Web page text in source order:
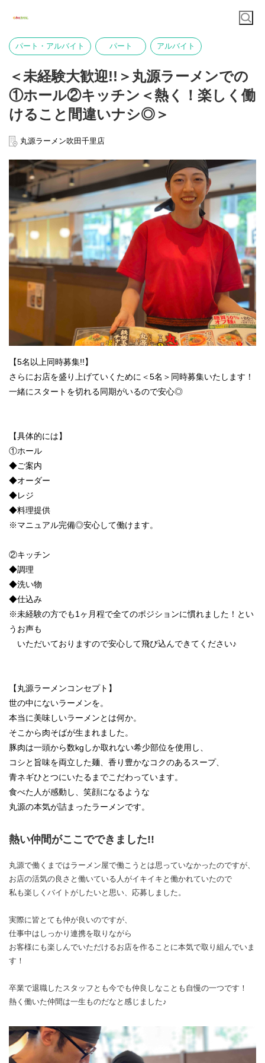
パート・アルバイト パート アルバイト
＜未経験大歓迎!!＞丸源ラーメンでの
①ホール②キッチン＜熱く！楽しく働
けること間違いナシ◎＞
丸源ラーメン吹田千里店
【5名以上同時募集!!】
さらにお店を盛り上げていくために＜5名＞同時募集いたします！
一緒にスタートを切れる同期がいるので安心◎
【具体的には】
①ホール
◆ご案内
◆オーダー
◆レジ
◆料理提供
※マニュアル完備◎安心して働けます。
②キッチン
◆調理
◆洗い物
◆仕込み
※未経験の方でも1ヶ月程で全てのポジションに慣れました！とい
うお声も
いただいておりますので安心して飛び込んできてください♪
【丸源ラーメンコンセプト】
世の中にないラーメンを。
本当に美味しいラーメンとは何か。
そこから肉そばが生まれました。
豚肉は一頭から数kgしか取れない希少部位を使用し、
コシと旨味を両立した麺、香り豊かなコクのあるスープ、
青ネギひとつにいたるまでこだわっています。
食べた人が感動し、笑顔になるような
丸源の本気が詰まったラーメンです。
熱い仲間がここでできました!!
丸源で働くまではラーメン屋で働こうとは思っていなかったのですが、
お店の活気の良さと働いている人がイキイキと働かれていたので
私も楽しくバイトがしたいと思い、応募しました。
実際に皆とても仲が良いのですが、
仕事中はしっかり連携を取りながら
お客様にも楽しんでいただけるお店を作ることに本気で取り組んでいま
す！
卒業で退職したスタッフとも今でも仲良しなことも自慢の一つです！
熱く働いた仲間は一生ものだなと感じました♪